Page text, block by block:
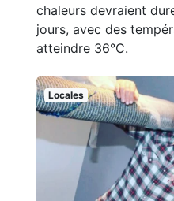
chaleurs devraient
jours, avec des
atteindre 36°C.
Locales